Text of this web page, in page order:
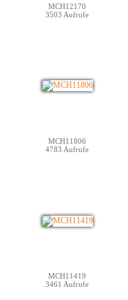
MCH12170
3503 Aufrufe
MCH11806
4783 Aufrufe
MCH11419
3461 Aufrufe